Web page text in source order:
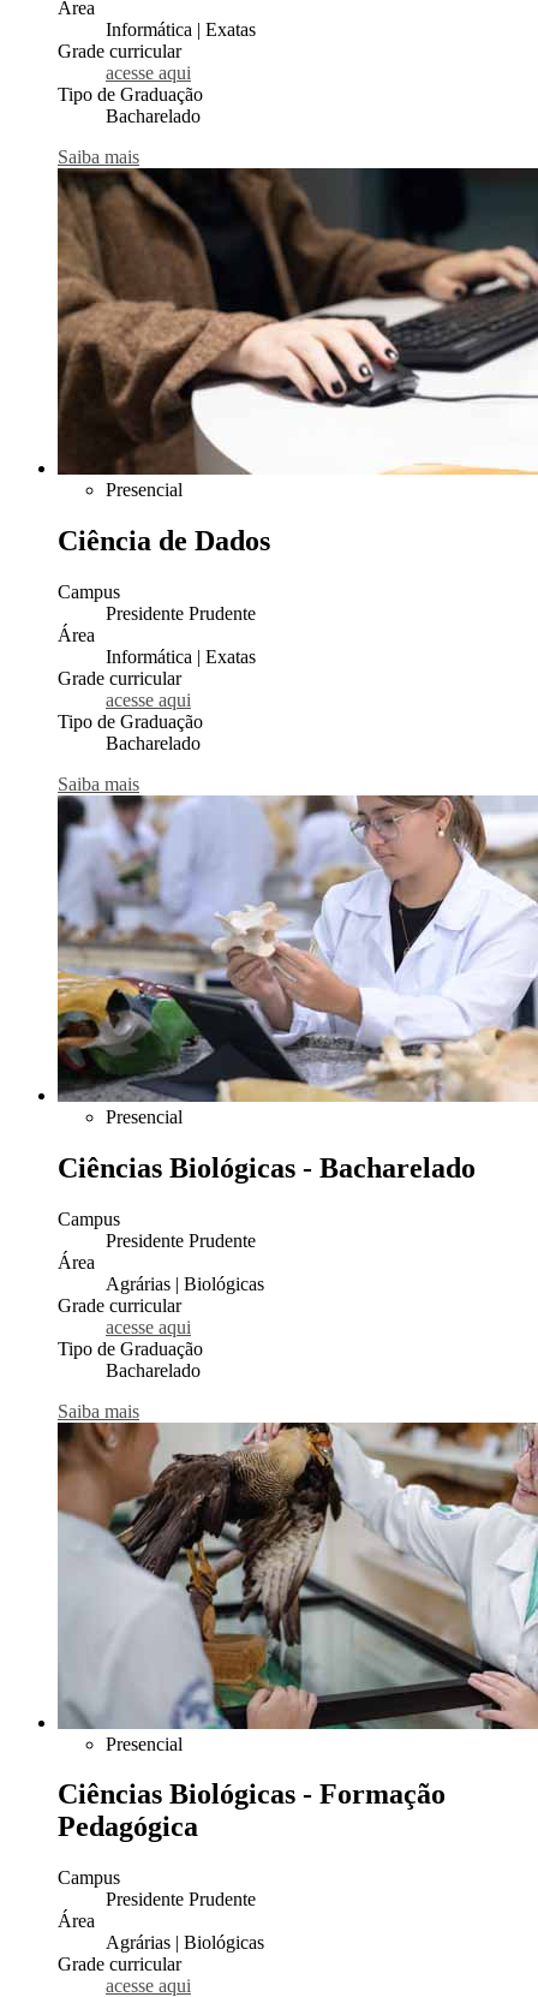
Área
Informática | Exatas
Grade curricular
acesse aqui
Tipo de Graduação
Bacharelado
Saiba mais
Presencial
Ciência de Dados
Campus
Presidente Prudente
Área
Informática | Exatas
Grade curricular
acesse aqui
Tipo de Graduação
Bacharelado
Saiba mais
Presencial
Ciências Biológicas - Bacharelado
Campus
Presidente Prudente
Área
Agrárias | Biológicas
Grade curricular
acesse aqui
Tipo de Graduação
Bacharelado
Saiba mais
Presencial
Ciências Biológicas - Formação
Pedagógica
Campus
Presidente Prudente
Área
Agrárias | Biológicas
Grade curricular
acesse aqui